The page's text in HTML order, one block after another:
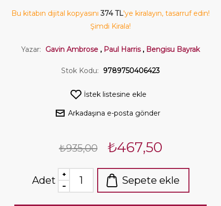
Bu kitabın dijital kopyasını374 TL'ye kiralayın, tasarruf edin!
Şimdi Kirala!
Yazar: Gavin Ambrose , Paul Harris , Bengisu Bayrak
Stok Kodu: 9789750406423
İstek listesine ekle
Arkadaşına e-posta gönder
₺935,00 ₺467,50
Adet Sepete ekle